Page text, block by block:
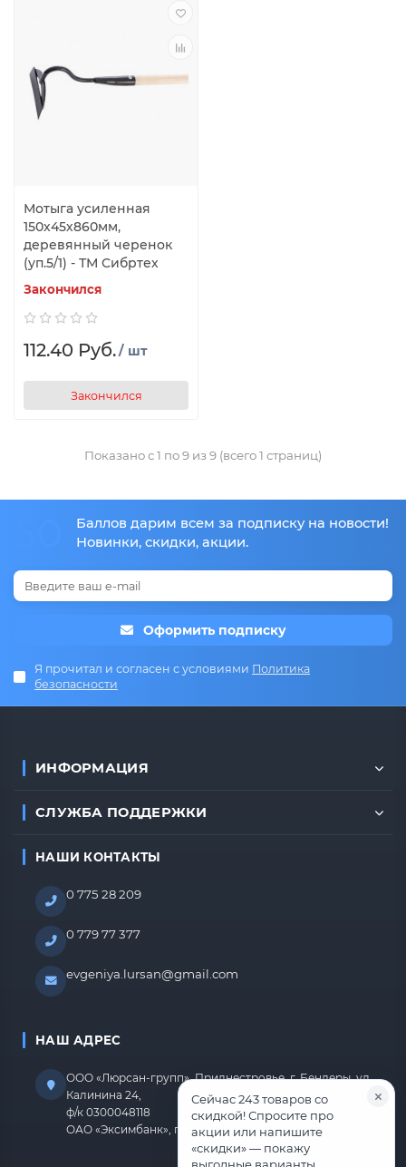
Мотыга усиленная
150х45х860мм,
деревянный черенок
(уп.5/1) - ТМ Сибртех
Закончился
112.40 Руб./ шт
Закончился
Показано с 1 по 9 из 9 (всего 1 страниц)
Баллов дарим всем за подписку на новости!
Новинки, скидки, акции.
Оформить подписку
Я прочитал и согласен с условиями Политика
безопасности
ИНФОРМАЦИЯ
СЛУЖБА ПОДДЕРЖКИ
НАШИ КОНТАКТЫ
0 775 28 209
0 779 77 377
evgeniya.lursan@gmail.com
НАШ АДРЕС
ООО «Люрсан-групп», Приднестровье, г. Бендеры, ул.
Калинина 24,
ф/к 0300048118
ОАО «Эксимбанк», г.Бендеры, р/с 2212670000000818
Сейчас 243 товаров со
скидкой! Спросите про
акции или напишите
«скидки» — покажу